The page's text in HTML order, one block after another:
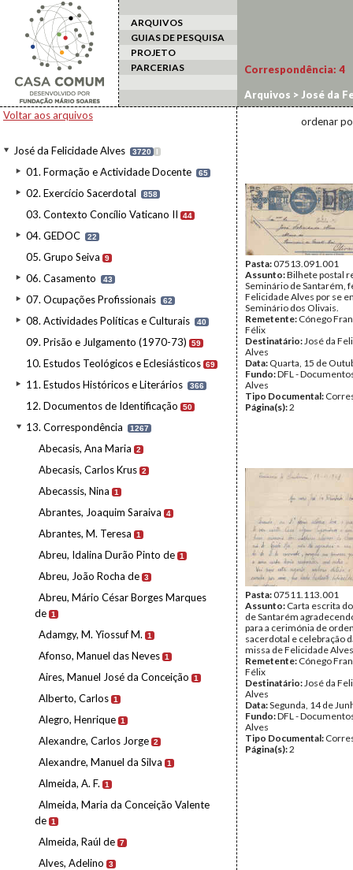
ARQUIVOS
GUIAS DE PESQUISA
PROJETO
PARCERIAS
Voltar aos arquivos
José da Felicidade Alves 3720 I
01. Formação e Actividade Docente 65
02. Exercício Sacerdotal 858
03. Contexto Concílio Vaticano II 44
04. GEDOC 22
05. Grupo Seiva 9
06. Casamento 43
07. Ocupações Profissionais 62
08. Actividades Políticas e Culturais 40
09. Prisão e Julgamento (1970-73) 59
10. Estudos Teológicos e Eclesiásticos 69
11. Estudos Históricos e Literários 366
12. Documentos de Identificação 50
13. Correspondência 1267
Abecasis, Ana Maria 2
Abecasis, Carlos Krus 2
Abecassis, Nina 1
Abrantes, Joaquim Saraiva 4
Abrantes, M. Teresa 1
Abreu, Idalina Durão Pinto de 1
Abreu, João Rocha de 3
Abreu, Mário César Borges Marques
de 1
Adamgy, M. Yiossuf M. 1
Afonso, Manuel das Neves 1
Aires, Manuel José da Conceição 1
Alberto, Carlos 1
Alegro, Henrique 1
Alexandre, Carlos Jorge 2
Alexandre, Manuel da Silva 1
Almeida, A. F. 1
Almeida, Maria da Conceição Valente
de 1
Almeida, Raúl de 7
Alves, Adelino 3
Correspondência: 4
Arquivos > José da
ordenar
Pasta:07513.091.001
Assunto:Bilhete postal
Seminário de Santarém,
Felicidade Alves por se
Seminário dos Olivais.
Remetente: Cónego
Félix
Destinatário:José da
Alves
Data: Quarta, 15 de
Fundo:DFL -
Alves
Tipo Documental:
Página(s):2
Pasta:07511.113.001
Assunto: Carta escrita
de Santarém
para a cerimónia de
sacerdotal e celebração
missa de Felicidade
Remetente: Cónego
Félix
Destinatário:José da
Alves
Data:Segunda, 14 de
Fundo:DFL -
Alves
Tipo Documental:
Página(s):2